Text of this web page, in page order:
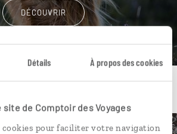
Détails À propos des cookies
de Comptoir des Voyages
cookies pour faciliter votre navigation
DÉCOUVRIR